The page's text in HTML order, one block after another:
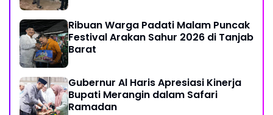
Ribuan Warga Padati Malam Puncak
Festival Arakan Sahur 2026 di Tanjab
Barat
Gubernur Al Haris Apresiasi Kinerja
Bupati Merangin dalam Safari
Ramadan